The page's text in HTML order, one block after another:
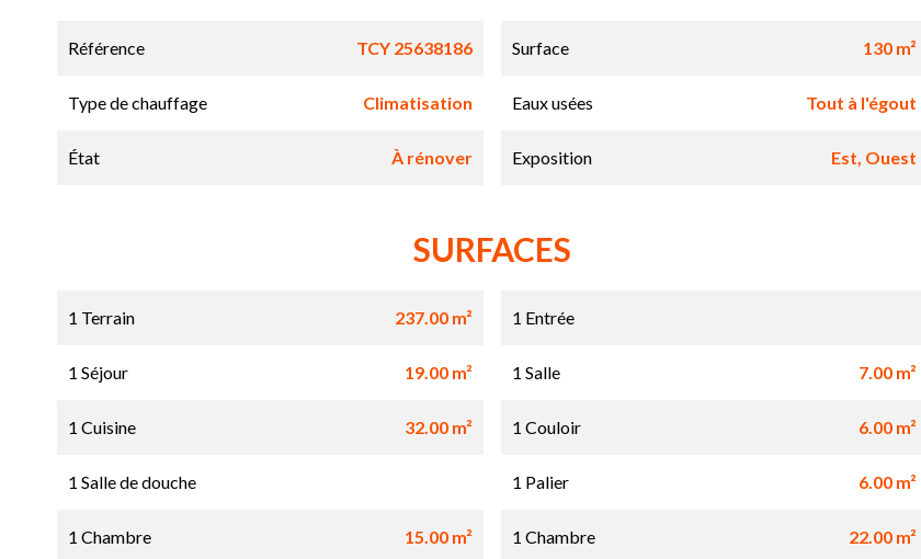
Référence TCY 25638186 Surface 130 m²
Type de chauffage Climatisation Eaux usées Tout à l'égout
État À rénover Exposition Est, Ouest
SURFACES
1 Terrain 237.00 m² 1 Entrée
1 Séjour 19.00 m² 1 Salle 7.00 m²
1 Cuisine 32.00 m² 1 Couloir 6.00 m²
1 Salle de douche 1 Palier 6.00 m²
1 Chambre 15.00 m² 1 Chambre 22.00 m²